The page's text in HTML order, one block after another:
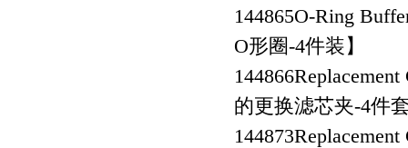
144865O-Ring
O形圈-4件装】
144866
的更换滤芯夹-4件
144873